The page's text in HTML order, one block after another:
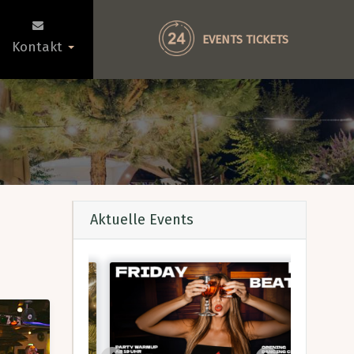
Kontakt EVENTS TICKETS
Aktuelle Events